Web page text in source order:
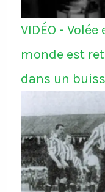
VIDÉO -
monde est
dans un